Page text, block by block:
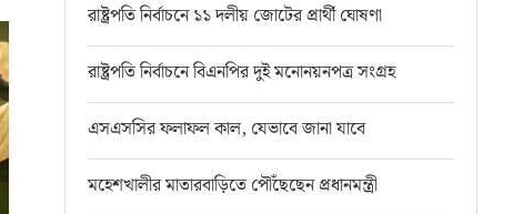
রাষ্ট্রপতি নির্বাচনে ১১ দলীয় জোটের প্রার্থী ঘোষণা
রাষ্ট্রপতি নির্বাচনে বিএনপির দুই মনোনয়নপত্র সংগ্রহ
এসএসসির ফলাফল কাল, যেভাবে জানা যাবে
মহেশখালীর মাতারবাড়িতে পৌঁছেছেন প্রধানমন্ত্রী